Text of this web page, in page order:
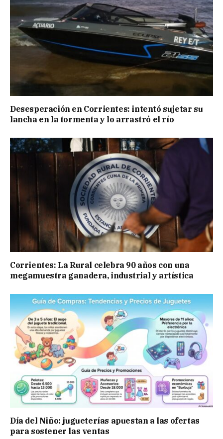
Desesperación en Corrientes: intentó sujetar su
lancha en la tormenta y lo arrastró el río
Corrientes: La Rural celebra 90 años con una
megamuestra ganadera, industrial y artística
Día del Niño: jugueterías apuestan a las ofertas
para sostener las ventas